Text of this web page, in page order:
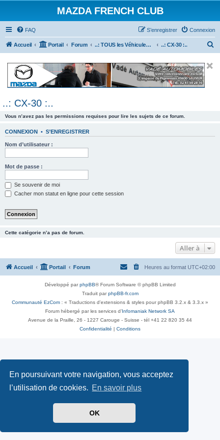
En poursuivant votre navigation, vous acceptez
l’utilisation de cookies. En savoir plus
OK
MAZDA FRENCH CLUB
FAQ Connexion
S’enregistrer
Accueil Portail Forum ..: TOUS les Véhicules MAZDA :.. ..: CX-30 :..
e
..: CX-30 :..
Vous n’avez pas les permissions requises pour lire les sujets de ce forum.
CONNEXION • S’ENREGISTRER
Nom d’utilisateur :
Mot de passe :
Se souvenir de moi
Cacher mon statut en ligne pour cette session
Cette catégorie n’a pas de forum.
Aller à
Accueil Portail Forum Heures au format UTC+02:00
Développé parphpBB® Forum Software © phpBB Limited
Traduit parphpBB-fr.com
Communauté EzCom : « Traductions d'extensions & styles pour phpBB 3.2.x & 3.3.x »
Forum hébergé par les services d’ Infomaniak Network SA
Avenue de la Praille, 26 - 1227 Carouge - Suisse - tél +41 22 820 35 44
Confidentialité
Conditions